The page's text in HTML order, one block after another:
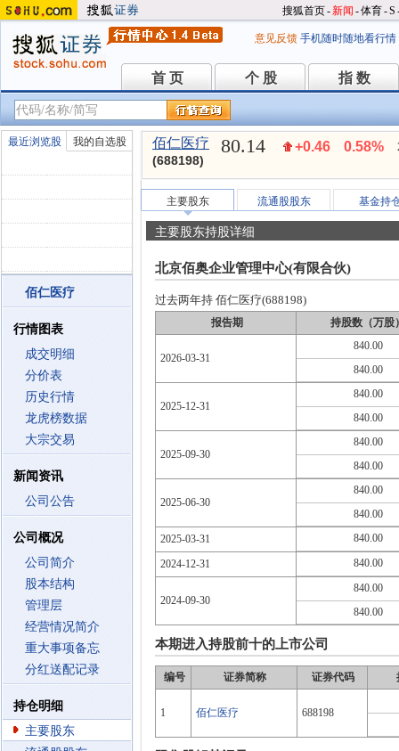
搜狐首页-新闻 -体育-S
意见反馈 手机随时随地看行情
首 页
首 页 个 股
个 股 指 数
指 数
最近浏览股 我的自选股
佰仁医疗
行情图表
成交明细
分价表
历史行情
龙虎榜数据
大宗交易
新闻资讯
公司公告
公司概况
公司简介
股本结构
管理层
经营情况简介
重大事项备忘
分红送配记录
持仓明细
主要股东
佰仁医疗
(688198)
80.14 +0.46 0.58%
主要股东 流通股股东 基金持
主要股东持股详细
北京佰奥企业管理中心(有限合伙)
过去两年持 佰仁医疗(688198)
报告期 持股数（万股
2026-03-31
840.00
840.00
2025-12-31
840.00
840.00
2025-09-30
840.00
840.00
2025-06-30
840.00
840.00
2025-03-31
840.00
2024-12-31 840.00
2024-09-30
840.00
840.00
本期进入持股前十的上市公司
编号 证券简称 证券代码
1 佰仁医疗 688198